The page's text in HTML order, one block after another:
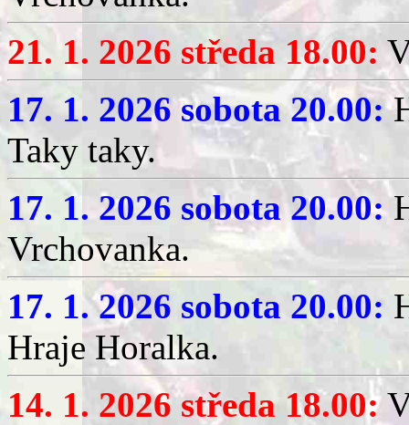
21. 1. 2026 středa 18.00:
17. 1. 2026 sobota 20.00:
Taky taky.
17. 1. 2026 sobota 20.00:
Vrchovanka.
17. 1. 2026 sobota 20.00:
Hraje Horalka.
14. 1. 2026 středa 18.00: